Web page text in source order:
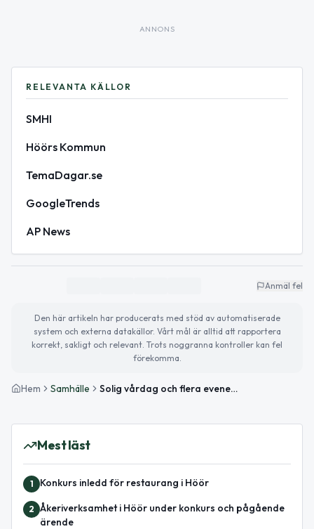
ANNONS
RELEVANTA KÄLLOR
SMHI
Höörs Kommun
TemaDagar.se
GoogleTrends
AP News
Anmäl fel
Den här artikeln har producerats med stöd av automatiserade
system och externa datakällor. Vårt mål är alltid att rapportera
korrekt, sakligt och relevant. Trots noggranna kontroller kan fel
förekomma.
Hem Samhälle Solig vårdag och flera evenemang på gång
Mest läst
1 Konkurs inledd för restaurang i Höör
2 Åkeriverksamhet i Höör under konkurs och pågående
ärende